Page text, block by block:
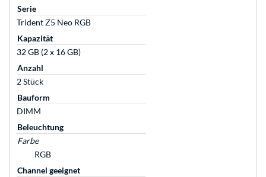
Serie
Trident Z5 Neo RGB
Kapazität
32 GB (2 x 16 GB)
Anzahl
2 Stück
Bauform
DIMM
Beleuchtung
Farbe
RGB
Channel geeignet